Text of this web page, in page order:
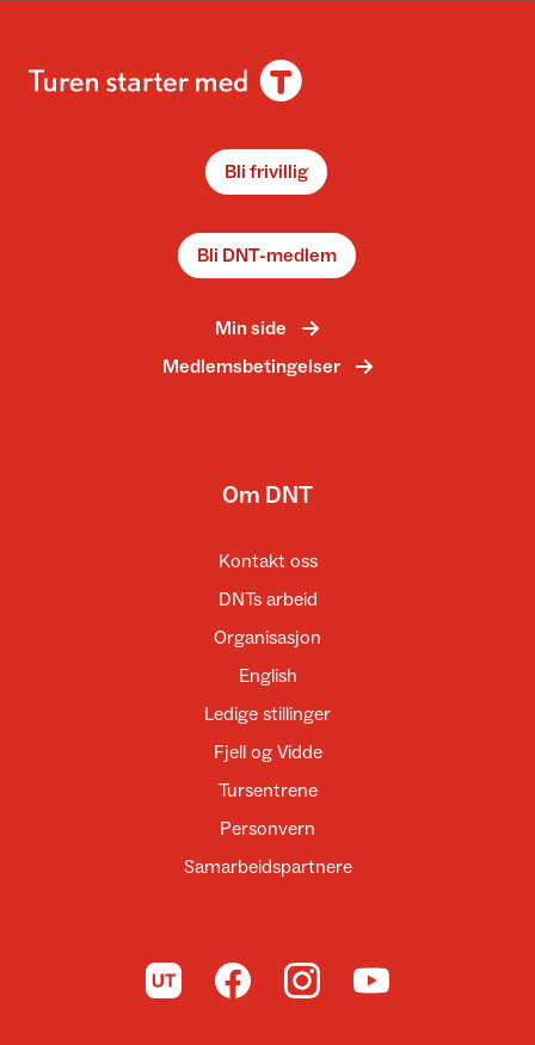
Bli frivillig
Bli DNT-medlem
Min side
Medlemsbetingelser
Om DNT
Kontakt oss
DNTs arbeid
Organisasjon
English
Ledige stillinger
Fjell og Vidde
Tursentrene
Personvern
Samarbeidspartnere
Til UT.no Til DNT på Facebook
Til DNT på Instagram
Til DNT på YouTube